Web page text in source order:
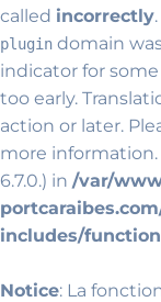
called incorrectly
plugin domain
indicator for
too early.
action or later.
more information.
6.7.0.) in /var/
includes/
Notice: La